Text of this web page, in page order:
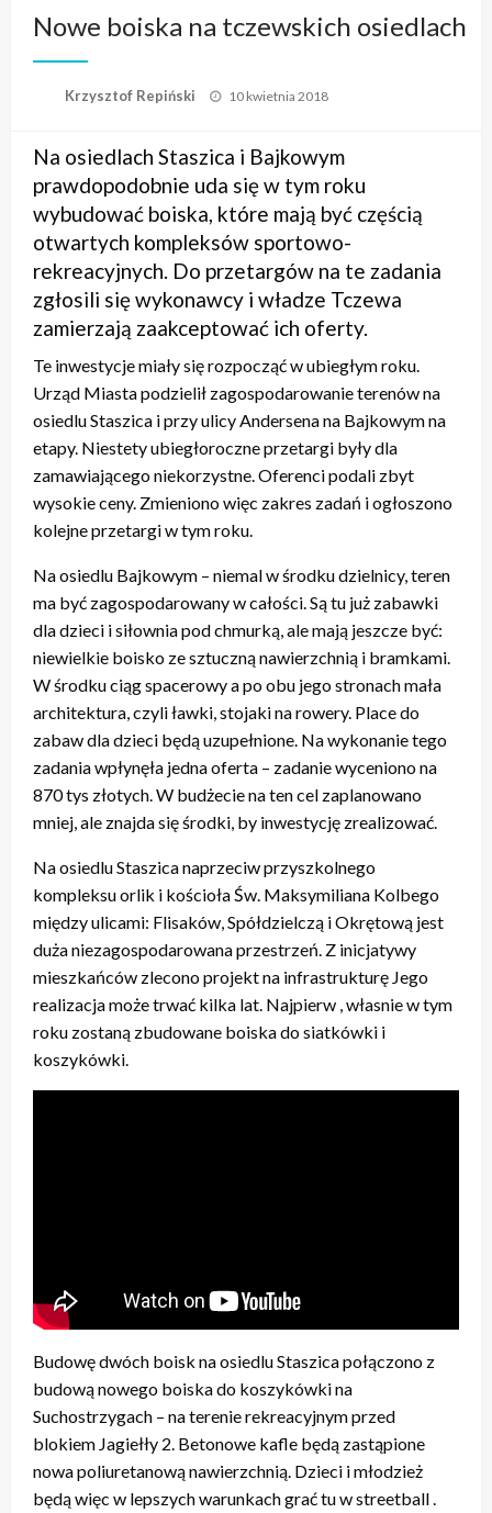
Nowe boiska na tczewskich osiedlach
Krzysztof Repiński
Opublikowane
10 kwietnia 2018
Na osiedlach Staszica i Bajkowym
prawdopodobnie uda się w tym roku
wybudować boiska, które mają być częścią
otwartych kompleksów sportowo-
rekreacyjnych. Do przetargów na te zadania
zgłosili się wykonawcy i władze Tczewa
zamierzają zaakceptować ich oferty.
Te inwestycje miały się rozpocząć w ubiegłym roku.
Urząd Miasta podzielił zagospodarowanie terenów na
osiedlu Staszica i przy ulicy Andersena na Bajkowym na
etapy. Niestety ubiegłoroczne przetargi były dla
zamawiającego niekorzystne. Oferenci podali zbyt
wysokie ceny. Zmieniono więc zakres zadań i ogłoszono
kolejne przetargi w tym roku.
Na osiedlu Bajkowym – niemal w środku dzielnicy, teren
ma być zagospodarowany w całości. Są tu już zabawki
dla dzieci i siłownia pod chmurką, ale mają jeszcze być:
niewielkie boisko ze sztuczną nawierzchnią i bramkami.
W środku ciąg spacerowy a po obu jego stronach mała
architektura, czyli ławki, stojaki na rowery. Place do
zabaw dla dzieci będą uzupełnione. Na wykonanie tego
zadania wpłynęła jedna oferta – zadanie wyceniono na
870 tys złotych. W budżecie na ten cel zaplanowano
mniej, ale znajda się środki, by inwestycję zrealizować.
Na osiedlu Staszica naprzeciw przyszkolnego
kompleksu orlik i kościoła Św. Maksymiliana Kolbego
między ulicami: Flisaków, Spółdzielczą i Okrętową jest
duża niezagospodarowana przestrzeń. Z inicjatywy
mieszkańców zlecono projekt na infrastrukturę Jego
realizacja może trwać kilka lat. Najpierw , własnie w tym
roku zostaną zbudowane boiska do siatkówki i
koszykówki.
Budowę dwóch boisk na osiedlu Staszica połączono z
budową nowego boiska do koszykówki na
Suchostrzygach – na terenie rekreacyjnym przed
blokiem Jagiełły 2. Betonowe kafle będą zastąpione
nowa poliuretanową nawierzchnią. Dzieci i młodzież
będą więc w lepszych warunkach grać tu w streetball .